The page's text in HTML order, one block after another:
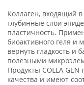
Коллаген, входящий в
глубинные слои
пластичность.
биоактивного геля и
вернуть гладкость и
полезными
Продукты COLLA
качества и имеют